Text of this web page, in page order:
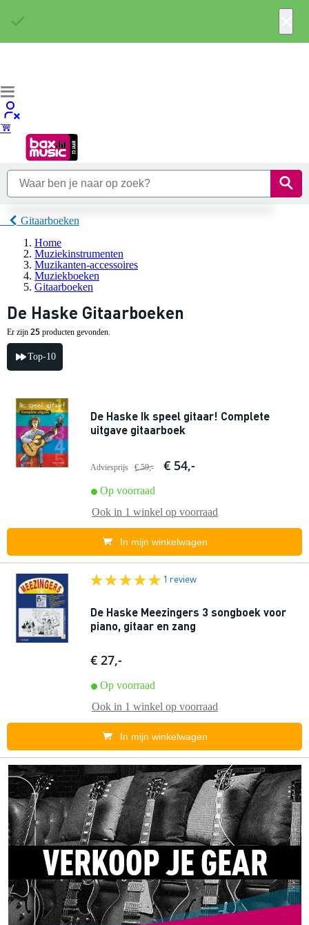
Gitaarboeken
Home
Muziekinstrumenten
Muzikanten-accessoires
Muziekboeken
Gitaarboeken
De Haske Gitaarboeken
Er zijn 25 producten gevonden.
Top-10
De Haske Ik speel gitaar! Complete
uitgave gitaarboek
Adviesprijs € 59,- € 54,-
Op voorraad
Ook in 1 winkel op voorraad
In mijn winkelwagen
1 review
De Haske Meezingers 3 songboek voor
piano, gitaar en zang
€ 27,-
Op voorraad
Ook in 1 winkel op voorraad
In mijn winkelwagen